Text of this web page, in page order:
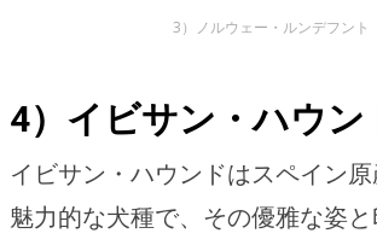
3）ノルウェー・ルンデフント
4）イビサン・ハウン
イビサン・ハウンドはスペイン
魅力的な犬種で、その優雅な姿